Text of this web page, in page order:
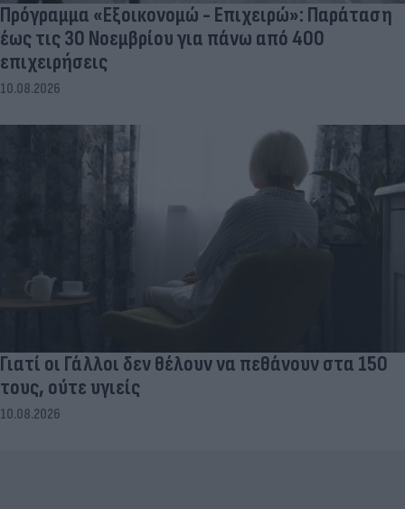
Πρόγραμμα «Εξοικονομώ - Επιχειρώ»: Παράταση
έως τις 30 Νοεμβρίου για πάνω από 400
επιχειρήσεις
10.08.2026
Γιατί οι Γάλλοι δεν θέλουν να πεθάνουν στα 150
τους, ούτε υγιείς
10.08.2026